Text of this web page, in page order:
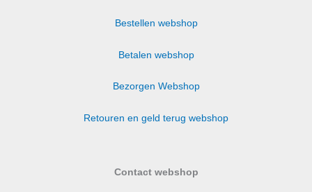
worden
Bestellen webshop
Betalen webshop
Bezorgen Webshop
Retouren en geld terug webshop
Contact webshop